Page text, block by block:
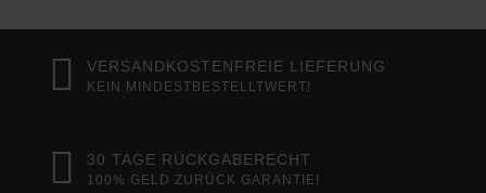
VERSANDKOSTENFREIE LIEFERUNG
KEIN MINDESTBESTELLTWERT!
30 TAGE RÜCKGABERECHT
100% GELD ZURÜCK GARANTIE!